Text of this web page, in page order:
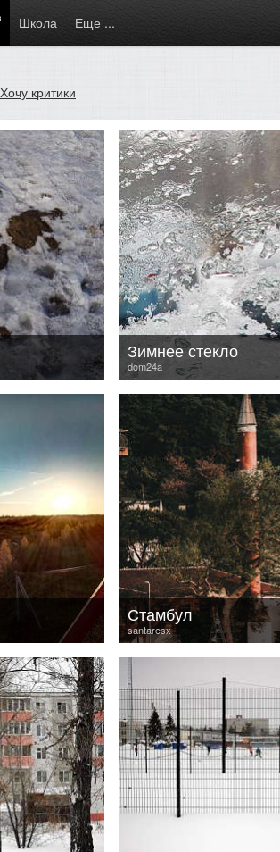
Школа Еще ...
Хочу критики
dom24a
Зимнее стекло
santaresx
Стамбул